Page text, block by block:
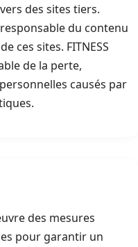
des sites tiers.
responsable du contenu
ces sites. FITNESS
de la perte,
causés par
des mesures
pour garantir un